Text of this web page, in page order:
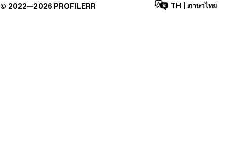
© 2022—2026 PROFILERR TH ภาษาไทย